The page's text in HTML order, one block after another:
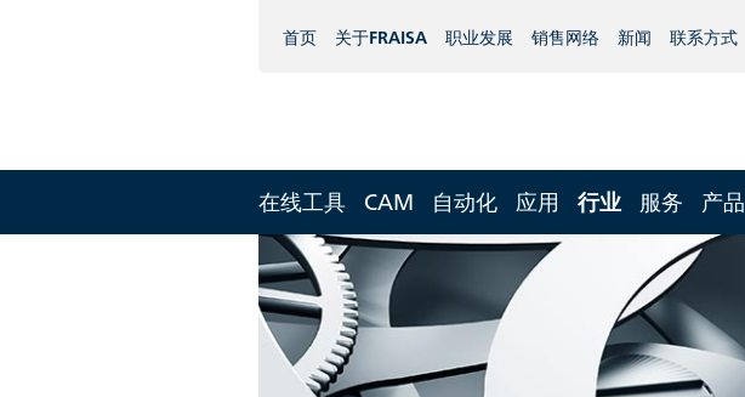
首页 关于FRAISA 职业发展 销售网络 新闻 联系方式
在线工具 CAM 自动化 应用 行业 服务 产品